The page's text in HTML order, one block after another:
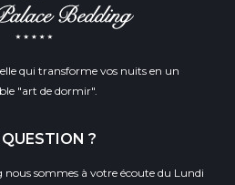
qui transforme vos nuits en un
"art de dormir".
QUESTION ?
nous sommes à votre écoute du Lundi